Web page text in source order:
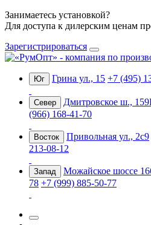
Занимаетесь установкой?
Для доступа к дилерским ценам
Зарегистрироваться
Юг Грина ул., 15 +7 (495)
Север Дмитровское ш.,
(966) 168-41-70
Восток Привольная ул., 2с9
213-08-12
Запад Можайское шоссе
78 +7 (999) 885-50-77